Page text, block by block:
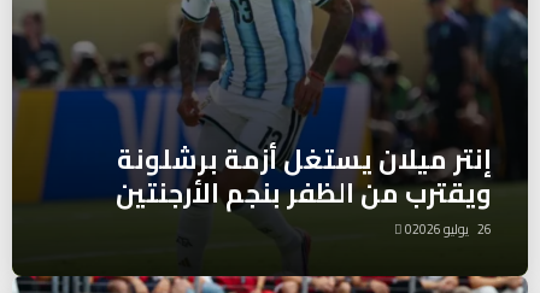
إنتر ميلان يستغل أزمة برشلونة
ويقترب من الظفر بنجم الأرجنتين
26 يوليو 2026 0